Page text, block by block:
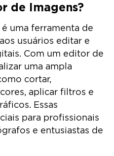
de Imagens?
uma ferramenta de
usuários editar e
Com um editor de
uma ampla
cortar,
aplicar filtros e
Essas
para profissionais
e entusiastas de